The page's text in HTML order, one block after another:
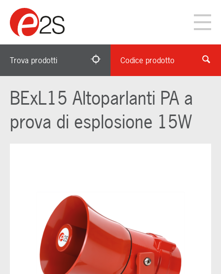
Trova prodotti Codice prodotto
BExL15 Altoparlanti PA a
prova di esplosione 15W